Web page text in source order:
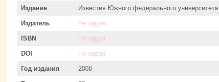
Издание Известия Южного федерального
Издатель Не задан
ISBN Не задан
DOI Не задан
Год издания 2008